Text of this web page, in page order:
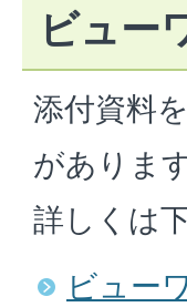
ビュー
添付資料
があります
詳しくは
ビュー